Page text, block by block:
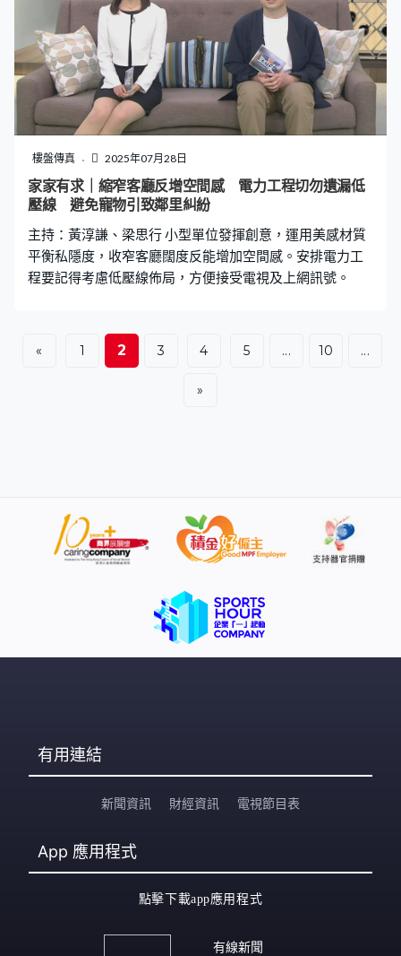
樓盤傳真 2025年07月28日
家家有求｜縮窄客廳反增空間感 電力工程切勿遺漏低
壓線 避免寵物引致鄰里糾紛
主持：黃淳謙、梁思行 小型單位發揮創意，運用美感材質
平衡私隱度，收窄客廳闊度反能增加空間感。安排電力工
程要記得考慮低壓線佈局，方便接受電視及上網訊號。
« 1 2 3 4 5 ... 10 ...
»
有用連結
新聞資訊 財經資訊 電視節目表
App 應用程式
點擊下載app應用程式
有線新聞